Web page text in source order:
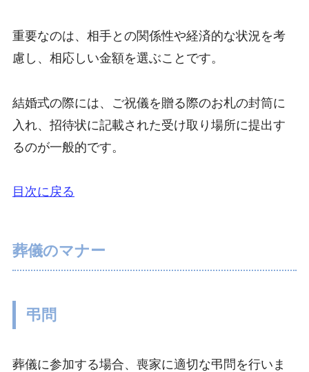
重要なのは、相手との関係性や経済的な状況を考
慮し、相応しい金額を選ぶことです。
結婚式の際には、ご祝儀を贈る際のお札の封筒に
入れ、招待状に記載された受け取り場所に提出す
るのが一般的です。
目次に戻る
葬儀のマナー
弔問
葬儀に参加する場合、喪家に適切な弔問を行いま